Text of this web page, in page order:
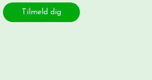
Tilmeld dig